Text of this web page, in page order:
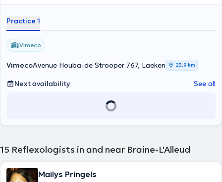
le biais du massage, le toucher favorise un développement physique
l'équilibre en permettant une bonne circulation, un meilleur sommeil,
une régulation des retards de croissance, une bonne relaxation
musculaire,..... Un enfants qui aura été habitué aux massages dès
son plus jeune âge, aura plus de facilité à se détendre et sera donc
vie.
Practice 1
Vimeco
VimecoAvenue Houba-de Strooper 767, Laeken 23,9 km
Next availability See all
15 Reflexologists in and near Braine-L'Alleud
Mailys Pringels